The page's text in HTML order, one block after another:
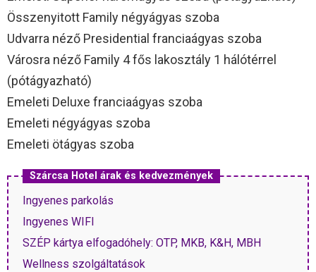
Összenyitott Family négyágyas szoba
Udvarra néző Presidential franciaágyas szoba
Városra néző Family 4 fős lakosztály 1 hálótérrel
(pótágyazható)
Emeleti Deluxe franciaágyas szoba
Emeleti négyágyas szoba
Emeleti ötágyas szoba
Szárcsa Hotel árak és kedvezmények
Ingyenes parkolás
Ingyenes WIFI
SZÉP kártya elfogadóhely: OTP, MKB, K&H, MBH
Wellness szolgáltatások